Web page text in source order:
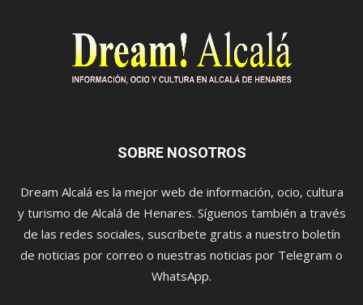
SOBRE NOSOTROS
Dream Alcalá es la mejor web de información, ocio, cultura
y turismo de Alcalá de Henares. Síguenos también a través
de las redes sociales, suscríbete gratis a nuestro boletín
de noticias por correo o nuestras noticias por Telegram o
WhatsApp.